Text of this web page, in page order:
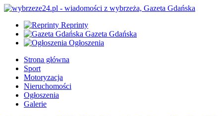
Reprinty
Gazeta Gdańska
Ogłoszenia
Strona główna
Sport
Motoryzacja
Nieruchomości
Ogłoszenia
Galerie